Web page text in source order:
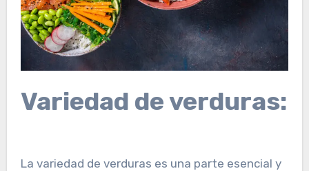
Variedad de verduras:
La variedad de verduras es una parte esencial y